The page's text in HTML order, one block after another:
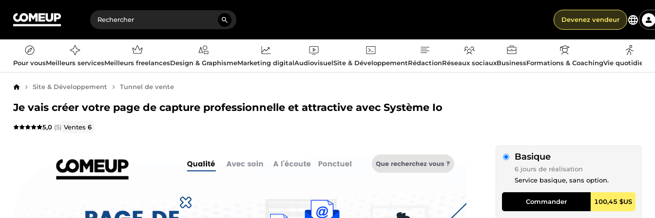
Devenez vendeur
Pour vousMeilleurs servicesMeilleurs freelancesDesign & GraphismeMarketing digitalAudiovisuelSite & DéveloppementRédactionRéseaux sociauxBusinessFormations & CoachingVie
AccueilSite & Développement Tunnel de vente
Je vais créer votre page de capture professionnelle et attractive avec Système Io
5,0 (5) Ventes6
Basique
6 jours de réalisation
Service basique, sans option.
Commander 100,45 $US